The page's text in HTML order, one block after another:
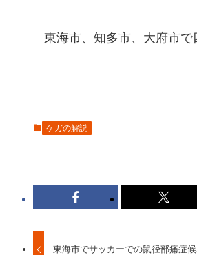
東海市、知多市、大府市で
ケガの解説
東海市でサッカーでの鼠径部痛症